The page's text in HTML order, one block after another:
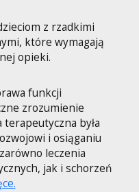
z rzadkimi
które wymagają
opieki.
funkcji
zrozumienie
była
i osiąganiu
leczenia
jak i schorzeń